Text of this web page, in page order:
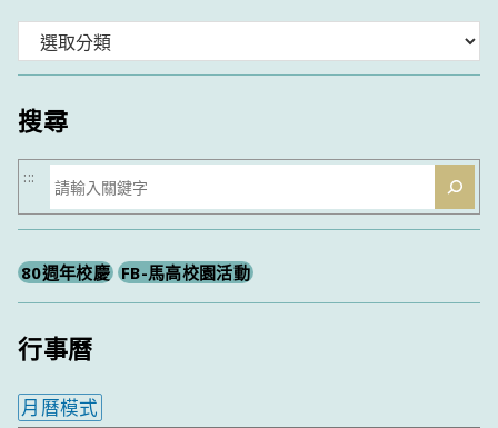
類
搜尋
搜
尋
:::
80週年校慶 FB-馬高校園活動
行事曆
月曆模式